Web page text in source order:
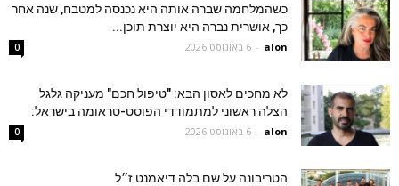
כשהמלחמה שברה אותה היא נכנסה למטבח, שנה אחר
כך, אושרית נברה היא יוצרת תוכן...
alon
- 6 באוגוסט 2026 0
לא מחכים לאסון הבא: "טיפול חכם" מעניקה גלגל
הצלה ראשוני למתמודדי הפוסט-טראומה בישראל:
alon
- 6 באוגוסט 2026 0
הטריבונה על שם בלה דיאמנט ז״ל